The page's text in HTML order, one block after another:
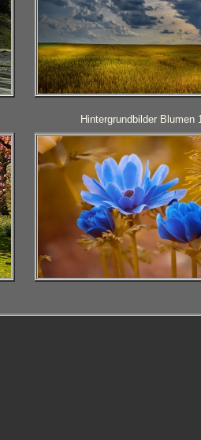
Hintergrundbilder Blumen